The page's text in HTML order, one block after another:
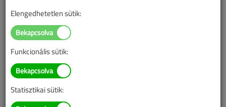
VGF&HKL szaklap 2026.
június
= A lapszám szakcikkeinek teljes tartalma csak előfizetőink vagy
Ha van előfizetése, vagy már megvásárolta ezt a tartalmat,
Elengedhetetlen sütik:
Funkcionális sütik:
Statisztikai sütik: